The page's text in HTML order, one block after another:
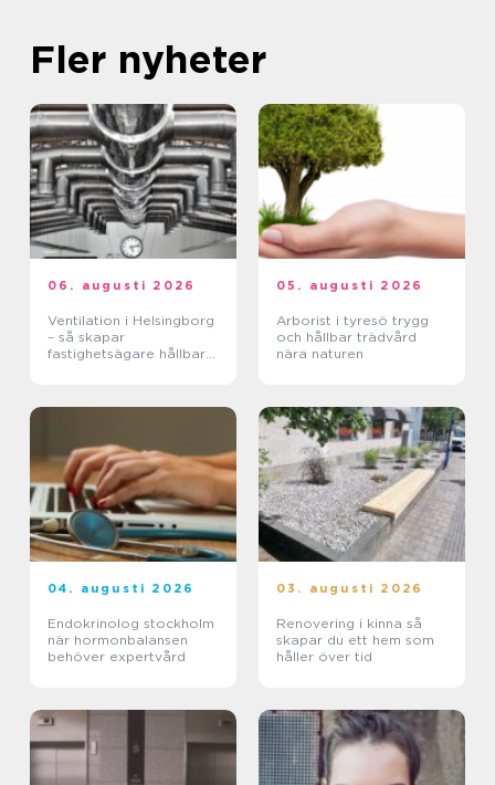
Fler nyheter
06. augusti 2026
Ventilation i Helsingborg
– så skapar
fastighetsägare hållbara
05. augusti 2026
Arborist i tyresö trygg
och hållbar trädvård
nära naturen
04. augusti 2026
Endokrinolog stockholm
när hormonbalansen
behöver expertvård
03. augusti 2026
Renovering i kinna så
skapar du ett hem som
håller över tid